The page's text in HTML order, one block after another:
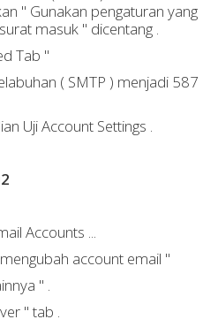
" Gunakan pengaturan yang
masuk " dicentang .
Tab "
( SMTP ) menjadi 587
Uji Account Settings .
Accounts ...
account email "
" .
" tab .